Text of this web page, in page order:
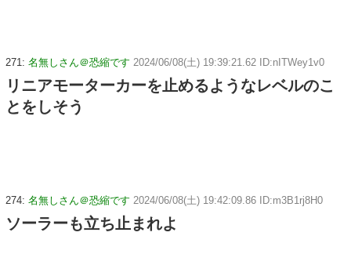
271: 名無しさん＠恐縮です 2024/06/08(土) 19:39:21.62 ID:nITWey1v0
リニアモーターカーを止めるようなレベルのこ
とをしそう
274: 名無しさん＠恐縮です 2024/06/08(土) 19:42:09.86 ID:m3B1rj8H0
ソーラーも立ち止まれよ